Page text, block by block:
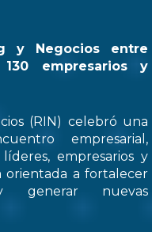
y Negocios entre
empresarios y
(RIN) celebró una
empresarial,
empresarios y
orientada a fortalecer
generar nuevas